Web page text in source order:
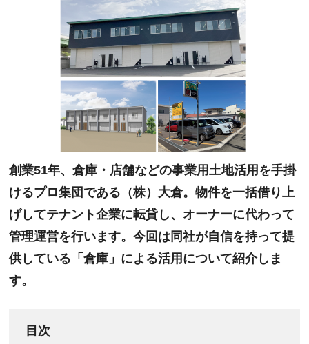
創業51年、倉庫・店舗などの事業用土地活用を手掛
けるプロ集団である（株）大倉。物件を一括借り上
げしてテナント企業に転貸し、オーナーに代わって
管理運営を行います。今回は同社が自信を持って提
供している「倉庫」による活用について紹介しま
す。
目次